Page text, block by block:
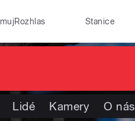
mujRozhlas Stanice
Lidé Kamery O nás